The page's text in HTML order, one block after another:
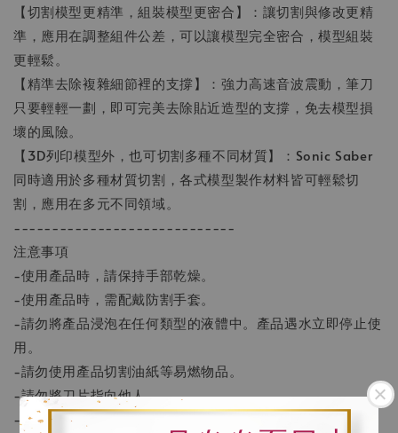
【切割模型更精準，組裝模型更密合】：讓切割與修改更精
準，應用在調整組件公差，可以讓模型完全密合，模型組裝
更輕鬆。
【精準去除複雜細節裡的支撐】：強力高速音波震動，筆刀
只要輕輕一劃，即可完美去除貼近造型的支撐，免去模型損
壞的風險。
【3D列印模型外，也可切割多種不同材質】：Sonic Saber
同時適用於多種材質切割，各式模型製作材料皆可輕鬆切
割，應用在多元不同領域。
-----------------------------
注意事項
-使用產品時，請保持手部乾燥。
-使用產品時，需配戴防割手套。
-請勿將產品浸泡在任何類型的液體中。產品遇水立即停止使
用。
-請勿使用產品切割油紙等易燃物品。
-請勿將刀片指向他人。
-使用產品時請遠離兒童。